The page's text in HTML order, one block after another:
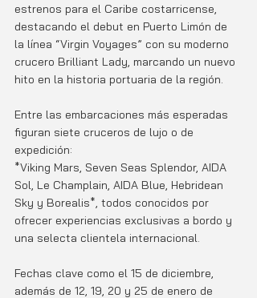
estrenos para el Caribe costarricense,
destacando el debut en Puerto Limón de
la línea “Virgin Voyages” con su moderno
crucero Brilliant Lady, marcando un nuevo
hito en la historia portuaria de la región.
Entre las embarcaciones más esperadas
figuran siete cruceros de lujo o de
expedición:
*Viking Mars, Seven Seas Splendor, AIDA
Sol, Le Champlain, AIDA Blue, Hebridean
Sky y Borealis*, todos conocidos por
ofrecer experiencias exclusivas a bordo y
una selecta clientela internacional.
Fechas clave como el 15 de diciembre,
además de 12, 19, 20 y 25 de enero de